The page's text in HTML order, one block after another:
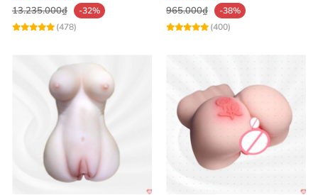
13.235.000₫
-32%
(478)
965.000₫
-38%
(400)